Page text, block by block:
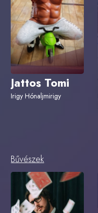
Jattos Tomi
Irigy Hónaljmirigy
Bűvészek